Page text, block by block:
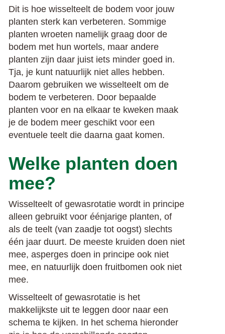
Dit is hoe wisselteelt de bodem voor jouw
planten sterk kan verbeteren. Sommige
planten wroeten namelijk graag door de
bodem met hun wortels, maar andere
planten zijn daar juist iets minder goed in.
Tja, je kunt natuurlijk niet alles hebben.
Daarom gebruiken we wisselteelt om de
bodem te verbeteren. Door bepaalde
planten voor en na elkaar te kweken maak
je de bodem meer geschikt voor een
eventuele teelt die daarna gaat komen.
Welke planten doen
mee?
Wisselteelt of gewasrotatie wordt in principe
alleen gebruikt voor éénjarige planten, of
als de teelt (van zaadje tot oogst) slechts
één jaar duurt. De meeste kruiden doen niet
mee, asperges doen in principe ook niet
mee, en natuurlijk doen fruitbomen ook niet
mee.
Wisselteelt of gewasrotatie is het
makkelijkste uit te leggen door naar een
schema te kijken. In het schema hieronder